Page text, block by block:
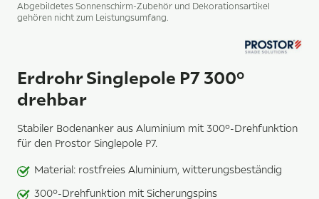
Abgebildetes Sonnenschirm-Zubehör und Dekorationsartikel
gehören nicht zum Leistungsumfang.
Erdrohr Singlepole P7 300°
drehbar
Stabiler Bodenanker aus Aluminium mit 300°-Drehfunktion
für den Prostor Singlepole P7.
Material: rostfreies Aluminium, witterungsbeständig
300°-Drehfunktion mit Sicherungspins